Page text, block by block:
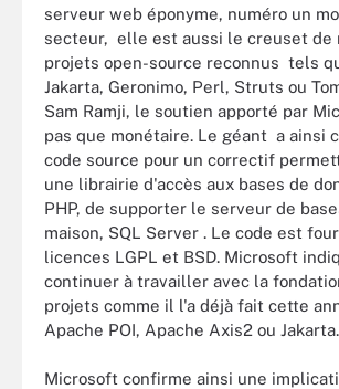
serveur web éponyme, numéro un
secteur, elle est aussi le creuset de
projets open-source reconnus tels
Jakarta, Geronimo, Perl, Struts ou
Sam Ramji, le soutien apporté par
pas que monétaire. Le géant a ainsi
code source pour un correctif
une librairie d'accès aux bases de
PHP, de supporter le serveur de
maison, SQL Server . Le code est
licences LGPL et BSD. Microsoft
continuer à travailler avec la
projets comme il l'a déjà fait cette
Apache POI, Apache Axis2 ou Jakarta.
Microsoft confirme ainsi une